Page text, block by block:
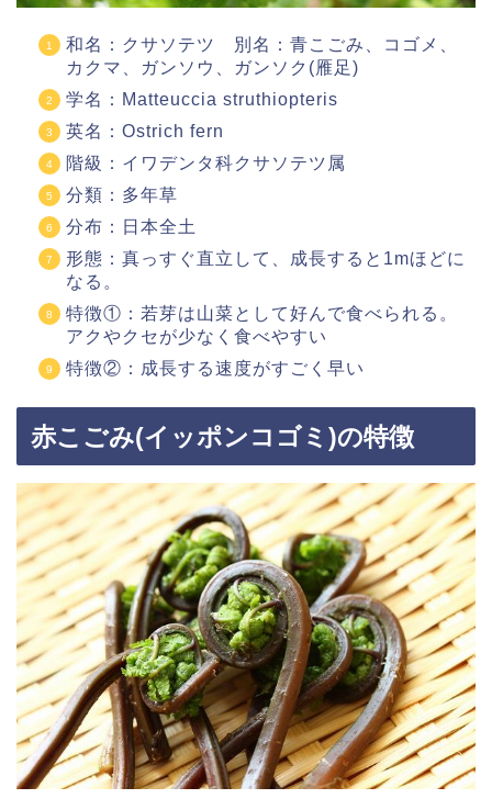
和名：クサソテツ 別名：青こごみ、コゴメ、
カクマ、ガンソウ、ガンソク(雁足)
学名： Matteuccia struthiopteris
英名：Ostrich fern
階級：イワデンタ科クサソテツ属
分類：多年草
分布：日本全土
形態：真っすぐ直立して、成長すると1mほどに
なる。
特徴①：若芽は山菜として好んで食べられる。
アクやクセが少なく食べやすい
特徴②：成長する速度がすごく早い
赤こごみ(イッポンコゴミ)の特徴